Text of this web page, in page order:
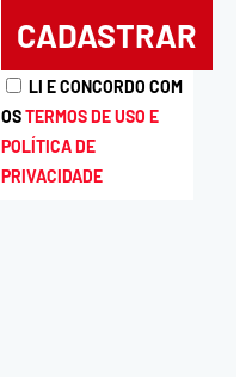
LI E CONCORDO COM
OSTERMOS DE USO E
POLÍTICA DE
PRIVACIDADE